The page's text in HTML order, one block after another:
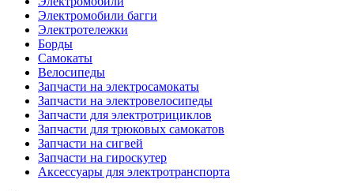
Электромобили багги
Электротележки
Борды
Самокаты
Велосипеды
Запчасти на электросамокаты
Запчасти на электровелосипеды
Запчасти для электротрициклов
Запчасти для трюковых самокатов
Запчасти на сигвей
Запчасти на гироскутер
Аксессуары для электротранспорта